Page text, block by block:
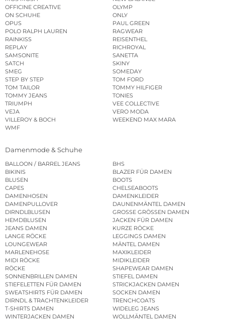
OFFICINE CREATIVE
OLYMP
ON SCHUHE
ONLY
OPUS
PAUL GREEN
POLO RALPH LAUREN
RAGWEAR
RAINKISS
REISENTHEL
REPLAY
RICHROYAL
SAMSONITE
SANETTA
SATCH
SKINY
SMEG
SOMEDAY
STEP BY STEP
TOM FORD
TOM TAILOR
TOMMY HILFIGER
TOMMY JEANS
TONIES
TRIUMPH
VEE COLLECTIVE
VEJA
VERO MODA
VILLEROY & BOCH
WEEKEND MAX MARA
WMF
Damenmode & Schuhe
BALLOON / BARREL JEANS
BHS
BIKINIS
BLAZER FÜR DAMEN
BLUSEN
BOOTS
CAPES
CHELSEABOOTS
DAMENHOSEN
DAMENKLEIDER
DAMENPULLOVER
DAUNENMÄNTEL DAMEN
DIRNDLBLUSEN
GROSSE GRÖSSEN DAMEN
HEMDBLUSEN
JACKEN FÜR DAMEN
JEANS DAMEN
KURZE RÖCKE
LANGE RÖCKE
LEGGINGS DAMEN
LOUNGEWEAR
MÄNTEL DAMEN
MARLENEHOSE
MAXIKLEIDER
MIDI RÖCKE
MIDIKLEIDER
RÖCKE
SHAPEWEAR DAMEN
SONNENBRILLEN DAMEN
STIEFEL DAMEN
STIEFELETTEN FÜR DAMEN
STRICKJACKEN DAMEN
SWEATSHIRTS FÜR DAMEN
SOCKEN DAMEN
DIRNDL & TRACHTENKLEIDER
TRENCHCOATS
T-SHIRTS DAMEN
WIDELEG JEANS
WINTERJACKEN DAMEN
WOLLMÄNTEL DAMEN